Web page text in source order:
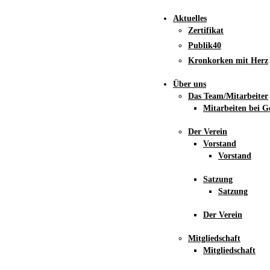
Aktuelles
Zertifikat
Publik40
Kronkorken mit Herz
Über uns
Das Team/Mitarbeiter
Mitarbeiten bei
Der Verein
Vorstand
Vorstand
Satzung
Satzung
Der Verein
Mitgliedschaft
Mitgliedschaft